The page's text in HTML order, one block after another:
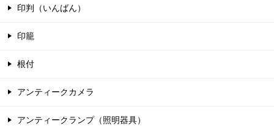
印判（いんばん）
印籠
根付
アンティークカメラ
アンティークランプ（照明器具）